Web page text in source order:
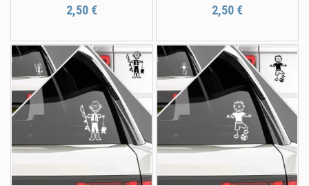
2,50 € 2,50 €